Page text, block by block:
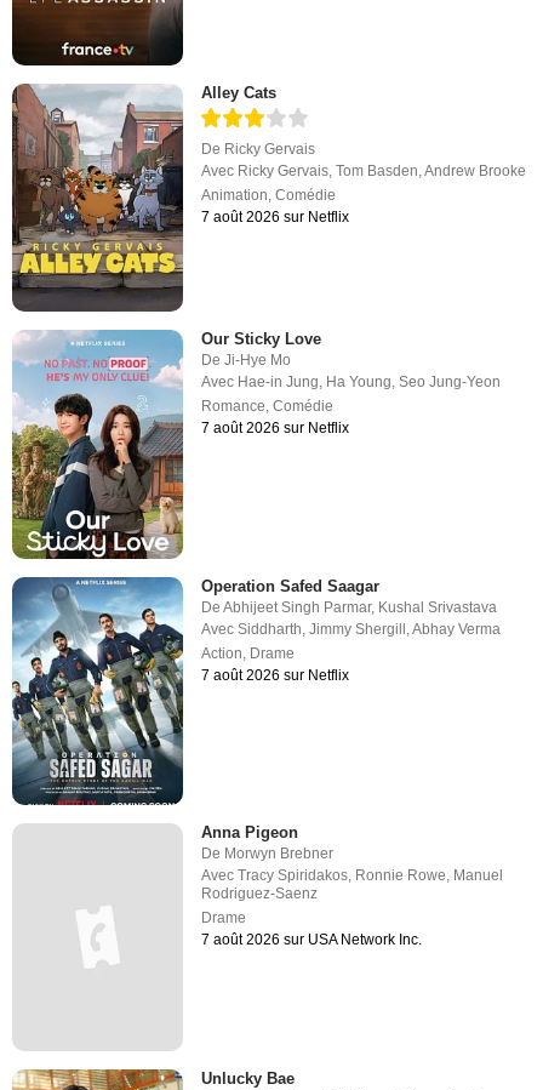
Alley Cats
De Ricky Gervais
Avec Ricky Gervais,Tom Basden,Andrew Brooke
Animation,Comédie
7 août 2026 sur Netflix
Our Sticky Love
DeJi-Hye Mo
Avec Hae-in Jung, Ha Young,Seo Jung-Yeon
Romance,Comédie
7 août 2026 sur Netflix
Operation Safed Saagar
DeAbhijeet Singh Parmar, Kushal Srivastava
AvecSiddharth ,Jimmy Shergill ,Abhay Verma
Action Drame
7 août 2026 sur Netflix
Anna Pigeon
De Morwyn Brebner
AvecTracy Spiridakos, Ronnie Rowe, Manuel
Rodriguez-Saenz
Drame
7 août 2026 sur USA Network Inc.
Unlucky Bae